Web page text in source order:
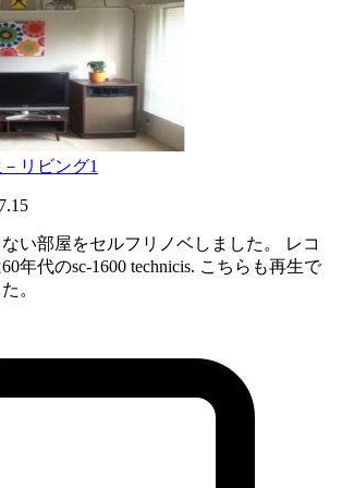
リビング1
い部屋をセルフリノベしました。 レコ
年代のsc-1600 technicis. こちらも再生で
。